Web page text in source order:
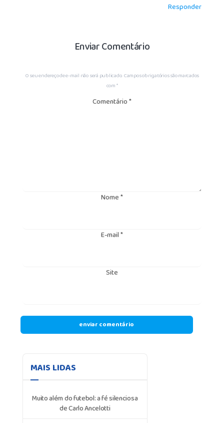
Responder
Enviar Comentário
O seu endereço de e-mail não será publicado. Campos obrigatórios são marcados
com*
Comentário*
Nome*
E-mail*
Site
MAIS LIDAS
Muito além do futebol: a fé silenciosa
de Carlo Ancelotti